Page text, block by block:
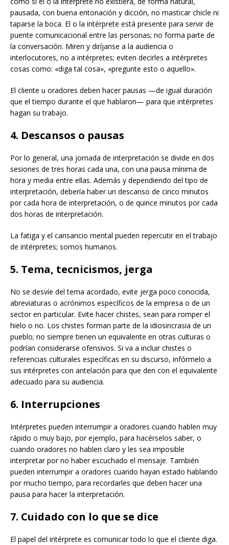
pausada, con buena entonación y dicción, no masticar chicle ni
taparse la boca. El o la intérprete está presente para servir de
puente comunicacional entre las personas; no forma parte de
la conversación. Miren y diríjanse a la audiencia o
interlocutores, no a intérpretes; eviten decirles a intérpretes
cosas como: «diga tal cosa», «pregunte esto o aquello».
El cliente u oradores deben hacer pausas —de igual duración
que el tiempo durante el que hablaron— para que intérpretes
hagan su trabajo.
4. Descansos o pausas
Por lo general, una jornada de interpretación se divide en dos
sesiones de tres horas cada una, con una pausa mínima de
hora y media entre ellas. Además y dependiendo del tipo de
interpretación, debería haber un descanso de cinco minutos
por cada hora de interpretación, o de quince minutos por cada
dos horas de interpretación.
La fatiga y el cansancio mental pueden repercutir en el trabajo
de intérpretes; somos humanos.
5. Tema, tecnicismos, jerga
No se desvíe del tema acordado, evite jerga poco conocida,
abreviaturas o acrónimos específicos de la empresa o de un
sector en particular. Evite hacer chistes, sean para romper el
hielo o no. Los chistes forman parte de la idiosincrasia de un
pueblo; no siempre tienen un equivalente en otras culturas o
podrían considerarse ofensivos. Si va a incluir chistes o
referencias culturales específicas en su discurso, infórmelo a
sus intérpretes con antelación para que den con el equivalente
adecuado para su audiencia.
6. Interrupciones
Intérpretes pueden interrumpir a oradores cuando hablen muy
rápido o muy bajo, por ejemplo, para hacérselos saber, o
cuando oradores no hablen claro y les sea imposible
interpretar por no haber escuchado el mensaje. También
pueden interrumpir a oradores cuando hayan estado hablando
por mucho tiempo, para recordarles que deben hacer una
pausa para hacer la interpretación.
7. Cuidado con lo que se dice
El papel del intérprete es comunicar todo lo que el cliente diga.